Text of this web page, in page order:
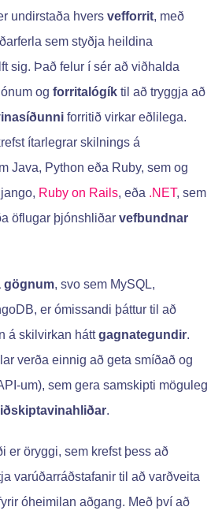
undirstaða hvers vefforrit, með
sem styðja heildina
sig. Það felur í sér að viðhalda
og forritalógík til að tryggja að
forritið virkar eðlilega.
ítarlegrar skilnings á
Java, Python eða Ruby, sem og
Ruby on Rails, eða .NET, sem
öflugar þjónshliðar vefbundnar
gögnum, svo sem MySQL,
er ómissandi þáttur til að
á skilvirkan háttgagnategundir.
verða einnig að geta smíðað og
um), sem gera samskipti möguleg
.
er öryggi, sem krefst þess að
varúðarráðstafanir til að varðveita
óheimilan aðgang. Með því að